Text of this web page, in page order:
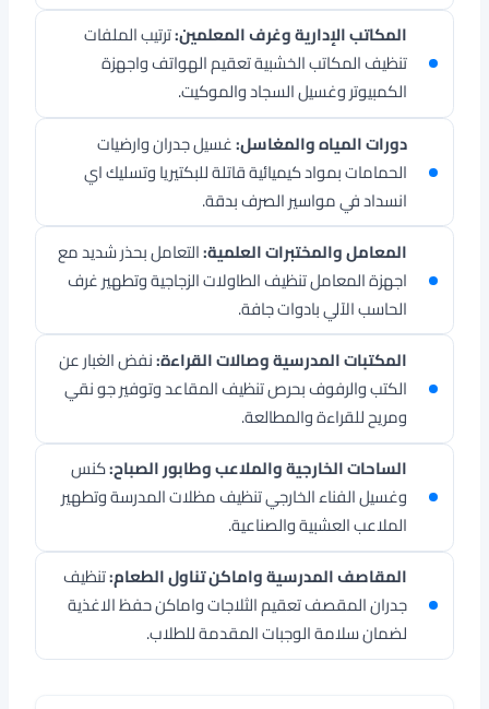
المكاتب الإدارية وغرف المعلمين:ترتيب الملفات
تنظيف المكاتب الخشبية تعقيم الهواتف واجهزة
الكمبيوتر وغسيل السجاد والموكيت.
دورات المياه والمغاسل:غسيل جدران وارضيات
الحمامات بمواد كيميائية قاتلة للبكتيريا وتسليك اي
انسداد في مواسير الصرف بدقة.
المعامل والمختبرات العلمية:التعامل بحذر شديد مع
اجهزة المعامل تنظيف الطاولات الزجاجية وتطهير غرف
الحاسب الآلي بادوات جافة.
المكتبات المدرسية وصالات القراءة:نفض الغبار عن
الكتب والرفوف بحرص تنظيف المقاعد وتوفير جو نقي
ومريح للقراءة والمطالعة.
الساحات الخارجية والملاعب وطابور الصباح:كنس
وغسيل الفناء الخارجي تنظيف مظلات المدرسة وتطهير
الملاعب العشبية والصناعية.
المقاصف المدرسية واماكن تناول الطعام:تنظيف
جدران المقصف تعقيم الثلاجات واماكن حفظ الاغذية
لضمان سلامة الوجبات المقدمة للطلاب.